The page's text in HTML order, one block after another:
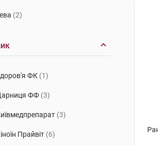
(2)
ФК (1)
ФФ (3)
(3)
Прайвіт (6)